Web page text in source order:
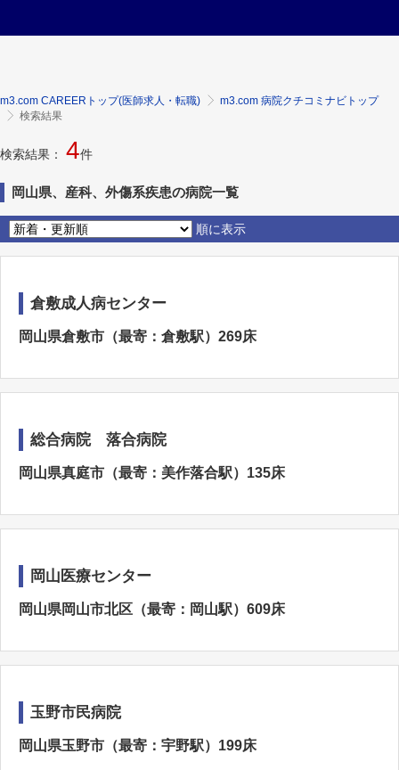
m3.com CAREERトップ(医師求人・転職)
m3.com 病院クチコミナビトップ
検索結果
検索結果： 4件
岡山県、産科、外傷系疾患の病院一覧
順に表示
倉敷成人病センター
岡山県倉敷市（最寄：倉敷駅）269床
総合病院 落合病院
岡山県真庭市（最寄：美作落合駅）135床
岡山医療センター
岡山県岡山市北区（最寄：岡山駅）609床
玉野市民病院
岡山県玉野市（最寄：宇野駅）199床